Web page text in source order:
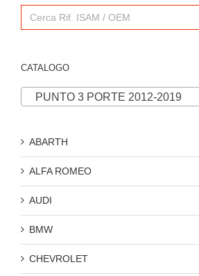
Search
for:
CATALOGO
PUNTO 3 PORTE 2012-2019
ABARTH
ALFA ROMEO
AUDI
BMW
CHEVROLET